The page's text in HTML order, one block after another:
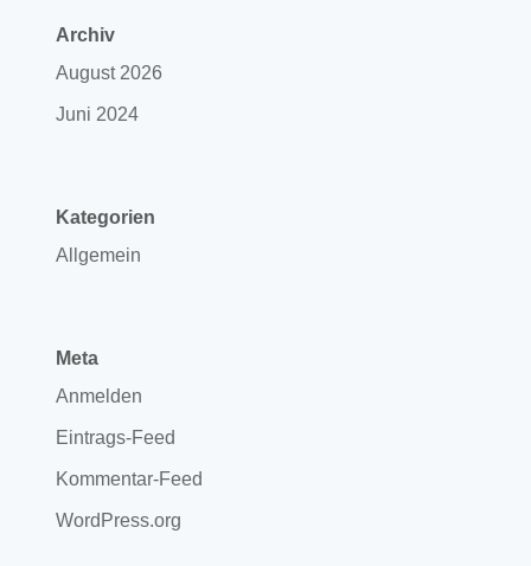
Archiv
August 2026
Juni 2024
Kategorien
Allgemein
Meta
Anmelden
Eintrags-Feed
Kommentar-Feed
WordPress.org